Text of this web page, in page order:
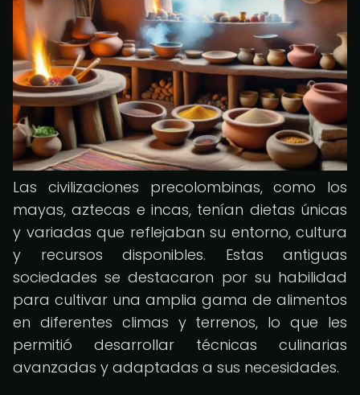
Las civilizaciones precolombinas, como los
mayas, aztecas e incas, tenían dietas únicas
y variadas que reflejaban su entorno, cultura
y recursos disponibles. Estas antiguas
sociedades se destacaron por su habilidad
para cultivar una amplia gama de alimentos
en diferentes climas y terrenos, lo que les
permitió desarrollar técnicas culinarias
avanzadas y adaptadas a sus necesidades.